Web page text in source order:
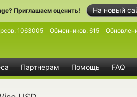
На новый
Приглашаем оценить!
Партнерам Помощь FAQ
1063005 Обменников: 615